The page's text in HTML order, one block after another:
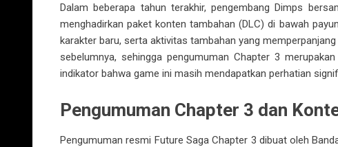
Dalam beberapa tahun terakhir, pengembang Dimps
menghadirkan paket konten tambahan (DLC) di bawah
karakter baru, serta aktivitas tambahan yang
sebelumnya, sehingga pengumuman Chapter 3
indikator bahwa game ini masih mendapatkan perhatian
Pengumuman Chapter 3 dan
Pengumuman resmi Future Saga Chapter 3 dibuat oleh